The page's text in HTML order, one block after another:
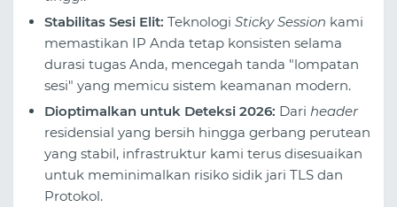
Stabilitas Sesi Elit: Teknologi Sticky Session kami
memastikan IP Anda tetap konsisten selama
durasi tugas Anda, mencegah tanda "lompatan
sesi" yang memicu sistem keamanan modern.
Dioptimalkan untuk Deteksi 2026: Dari header
residensial yang bersih hingga gerbang perutean
yang stabil, infrastruktur kami terus disesuaikan
untuk meminimalkan risiko sidik jari TLS dan
Protokol.